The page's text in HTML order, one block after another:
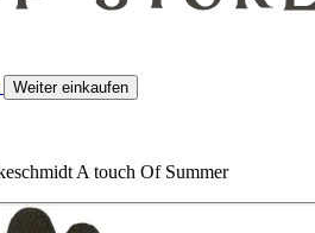
Weiter einkaufen
A touch Of Summer